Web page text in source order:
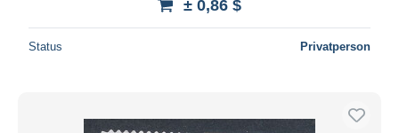
± 0,86 $
Status Privatperson